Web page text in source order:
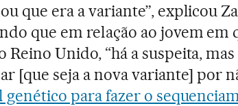
que era a variante”, explicou
que em relação ao jovem em
Reino Unido, “há a suspeita,
[que seja a nova variante] por
genético para fazer o